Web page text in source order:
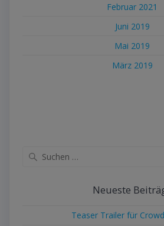
Februar 2021
Juni 2019
Mai 2019
März 2019
Neueste
Teaser Trailer für